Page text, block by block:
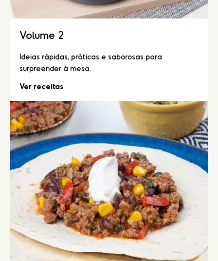
Volume 2
Ideias rápidas, práticas e saborosas para
surpreender à mesa.
Ver receitas